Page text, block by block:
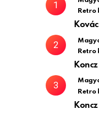
Retro
Retro
Retro